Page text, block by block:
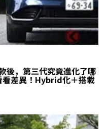
後，第三代究竟進化了哪
看差異！Hybrid化＋搭載